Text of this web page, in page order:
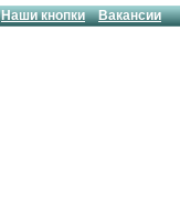
Наши кнопки Вакансии